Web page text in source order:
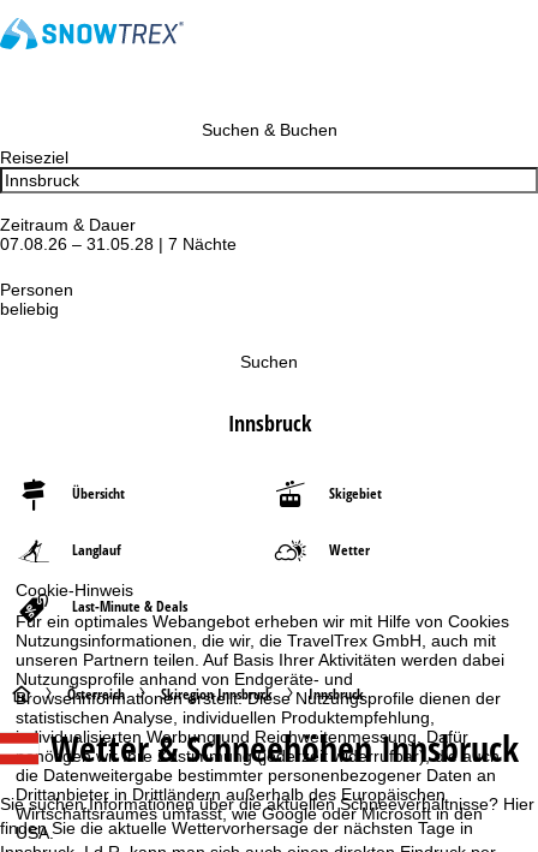
Cookie-Hinweis
Für ein optimales Webangebot erheben wir mit Hilfe von Cookies
Nutzungsinformationen, die wir, die TravelTrex GmbH, auch mit
unseren Partnern teilen. Auf Basis Ihrer Aktivitäten werden dabei
Nutzungsprofile anhand von Endgeräte- und
Browserinformationen erstellt. Diese Nutzungsprofile dienen der
statistischen Analyse, individuellen Produktempfehlung,
individualisierten Werbung und Reichweitenmessung. Dafür
benötigen wir Ihre Zustimmung (jederzeit widerrufbar), die auch
die Datenweitergabe bestimmter personenbezogener Daten an
Drittanbieter in Drittländern außerhalb des Europäischen
Wirtschaftsraumes umfasst, wie Google oder Microsoft in den
USA.
Suchen & Buchen
Reiseziel
Zeitraum & Dauer
07.08.26 – 31.05.28 | 7 Nächte
Personen
beliebig
Suchen
Innsbruck
Übersicht Skigebiet
Langlauf Wetter
Last-Minute & Deals
S
t
a
r
Österreich Skiregion Innsbruck Innsbruck
Wetter & Schneehöhen Innsbruck
Sie suchen Informationen über die aktuellen Schneeverhältnisse? Hier
finden Sie die aktuelle Wettervorhersage der nächsten Tage in